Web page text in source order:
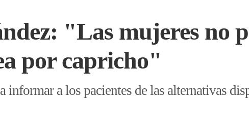
"Las mujeres no
por capricho"
informar a los pacientes de las alternativas